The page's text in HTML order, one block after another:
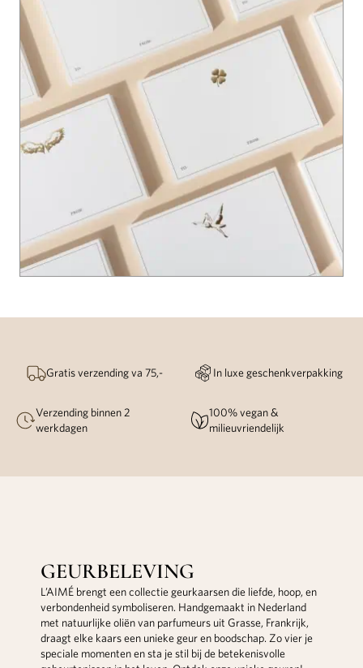
Gratis verzending va 75,- In luxe geschenkverpakking
Verzending binnen 2
werkdagen
100% vegan &
milieuvriendelijk
GEURBELEVING
L’AIMÉ brengt een collectie geurkaarsen die liefde, hoop, en
verbondenheid symboliseren. Handgemaakt in Nederland
met natuurlijke oliën van parfumeurs uit Grasse, Frankrijk,
draagt elke kaars een unieke geur en boodschap. Zo vier je
speciale momenten en sta je stil bij de betekenisvolle